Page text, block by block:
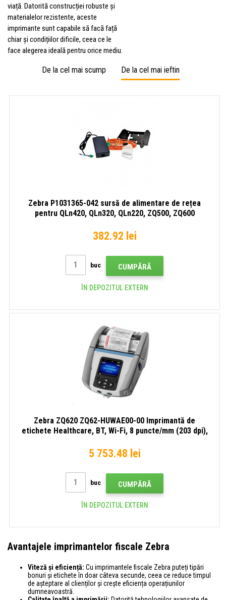
viață. Datorită construcției robuste și
materialelor rezistente, aceste
imprimante sunt capabile să facă față
chiar și condițiilor dificile, ceea ce le
face alegerea ideală pentru orice mediu.
De la cel mai scump De la cel mai ieftin
Zebra P1031365-042 sursă de alimentare de rețea
pentru QLn420, QLn320, QLn220, ZQ500, ZQ600
382.92 lei
buc CUMPĂRĂ
ÎN DEPOZITUL EXTERN
Zebra ZQ620 ZQ62-HUWAE00-00 Imprimantă de
etichete Healthcare, BT, Wi-Fi, 8 puncte/mm (203 dpi),
5 753.48 lei
buc CUMPĂRĂ
ÎN DEPOZITUL EXTERN
Avantajele imprimantelor fiscale Zebra
Viteză și eficiență: Cu imprimantele fiscale Zebra puteți tipări
bonuri și etichete în doar câteva secunde, ceea ce reduce timpul
de așteptare al clienților și crește eficiența operațiunilor
dumneavoastră.